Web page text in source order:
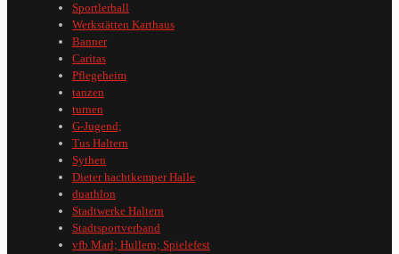
Sportlerball
Werkstätten Karthaus
Banner
Caritas
Pflegeheim
tanzen
turnen
G-Jugend;
Tus Haltern
Sythen
Dieter hachtkemper Halle
duathlon
Stadtwerke Haltern
Stadtsportverband
vfb Marl; Hullern; Spielefest